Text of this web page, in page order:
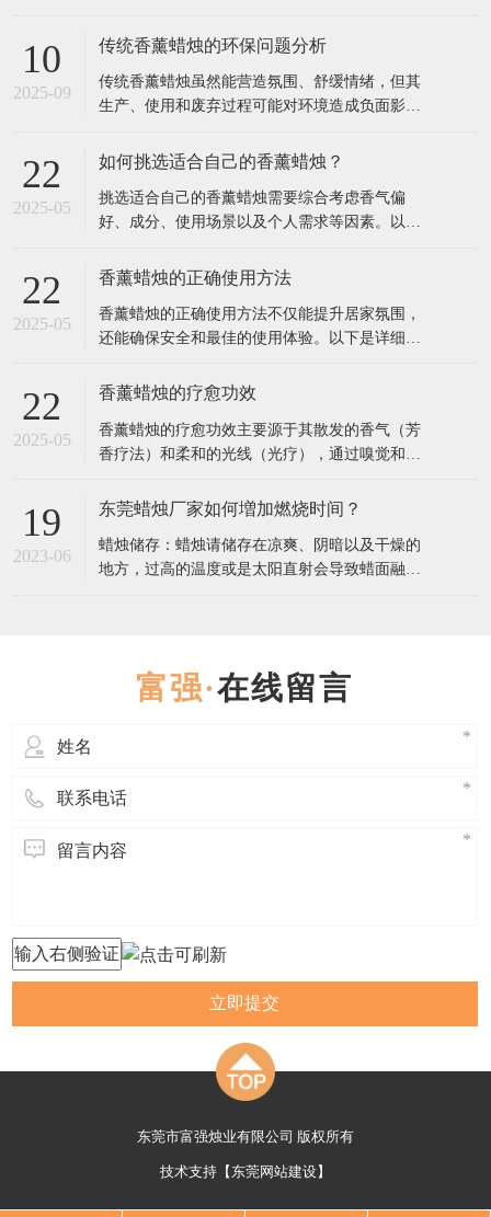
提升专注力等。以下是具体关联和科学依据： 1.
脑的直接连接： 气味分子通过鼻腔刺激嗅觉神
经，直接传递到大脑的杏仁核（
10
2025-09
传统香薰蜡烛的环保问题分析
传统香薰蜡烛虽然能营造氛围、舒缓情绪，但其
生产、使用和废弃过程可能对环境造成负面影
染：石蜡与合成添加剂 （1）石蜡的石油依赖性
Wax），这是石油精炼的副产品，属于不可再生
资源。 燃烧
22
2025-05
如何挑选适合自己的香薰蜡烛？
挑选适合自己的香薰蜡烛需要综合考虑香气偏
好、成分、使用场景以及个人需求等因素。以下
烛： 1. 确定香调偏好 香薰蜡烛的香调通常分为几
茉莉、薰衣草）：舒缓情绪，适合放松或睡前使
用。 果香调（如柑橘、莓果、桃
22
2025-05
香薰蜡烛的正确使用方法
香薰蜡烛的正确使用方法不仅能提升居家氛围，
还能确保安全和最佳的使用体验。以下是详细步
次使用前，用烛芯剪将烛芯修剪至5毫米左右（过
点燃前都检查烛芯长度，保持清洁。 选择合适的
环境 放置在平坦、防火
22
2025-05
香薰蜡烛的疗愈功效
香薰蜡烛的疗愈功效主要源于其散发的香气（芳
香疗法）和柔和的光线（光疗），通过嗅觉和视
型蜡烛的疗愈作用及科学依据： 一、香气疗愈：
质醇（压力激素）水平，缓解焦虑，改善失眠
（研究发表于《Journal
19
2023-06
东莞蜡烛厂家如何増加燃烧时间？
蜡烛储存：蜡烛请储存在凉爽、阴暗以及干燥的
地方，过高的温度或是太阳直射会导致蜡面融
周围的蜡均匀受热，表面完全
在线留言
立即提交
东莞市富强烛业有限公司 版权所有
技术支持【 东莞网站建设】